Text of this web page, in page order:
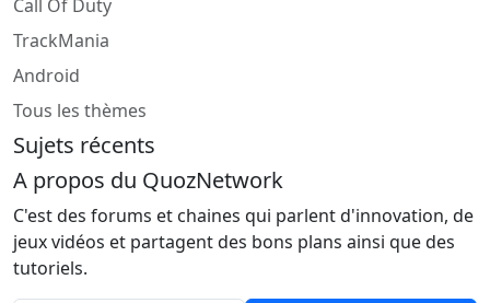
Call Of Duty
TrackMania
Android
Tous les thèmes
Sujets récents
A propos du QuozNetwork
C'est des forums et chaines qui parlent d'innovation, de
jeux vidéos et partagent des bons plans ainsi que des
tutoriels.